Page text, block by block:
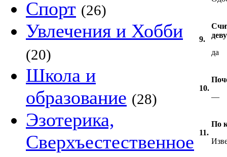
Спорт (26)
Увлечения и Хобби
(20)
Школа и
образование (28)
Эзотерика,
Сверхъестественное
9.
да
10.
—
11.
По